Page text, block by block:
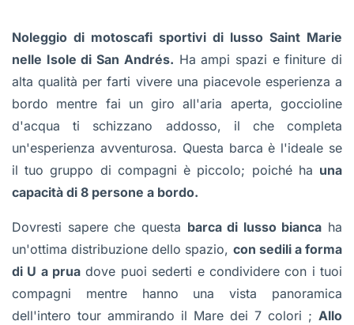
Noleggio di motoscafi sportivi di lusso Saint Marie
nelle Isole di San Andrés. Ha ampi spazi e finiture di
alta qualità per farti vivere una piacevole esperienza a
bordo mentre fai un giro all'aria aperta, goccioline
d'acqua ti schizzano addosso, il che completa
un'esperienza avventurosa. Questa barca è l'ideale se
il tuo gruppo di compagni è piccolo; poiché ha una
capacità di 8 persone a bordo.
Dovresti sapere che questa barca di lusso bianca ha
un'ottima distribuzione dello spazio, con sedili a forma
di U a prua dove puoi sederti e condividere con i tuoi
compagni mentre hanno una vista panoramica
dell'intero tour ammirando il Mare dei 7 colori ; Allo